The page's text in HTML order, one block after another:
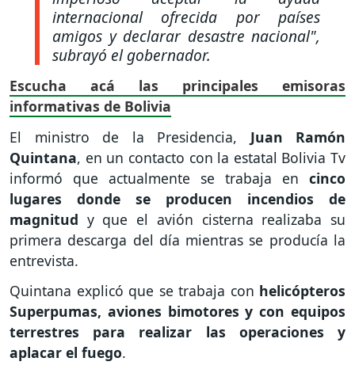
internacional ofrecida por países
amigos y declarar desastre nacional",
subrayó el gobernador.
Escucha acá las principales emisoras
informativas de Bolivia
El ministro de la Presidencia, Juan
Ramón
Quintana, en un contacto con la estatal Bolivia Tv
informó que actualmente se trabaja en cinco
lugares donde se producen incendios de
magnitud y que el avión cisterna realizaba su
primera descarga del día mientras se producía la
entrevista.
Quintana explicó que se trabaja con helicópteros
Superpumas, aviones bimotores y con equipos
terrestres para realizar las operaciones y
aplacar el fuego.